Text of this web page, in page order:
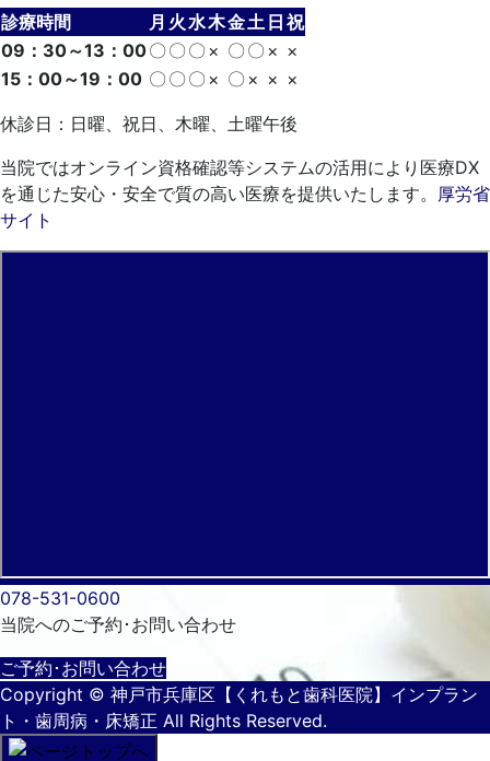
診療時間 月 火 水木金土 日 祝
09：30～13：00〇 〇 〇 × 〇 〇 × ×
15：00～19：00 〇 〇 〇 × 〇 × × ×
休診日：日曜、祝日、木曜、土曜午後
当院ではオンライン資格確認等システムの活用により医療DX
を通じた安心・安全で質の高い医療を提供いたします。 厚労省
サイト
078-531-0600
当院へのご予約･ お問い合わせ
ご予約･お問い合わせ
Copyright © 神戸市兵庫区【くれもと歯科医院】インプラン
ト・歯周病・床矯正 All Rights Reserved.